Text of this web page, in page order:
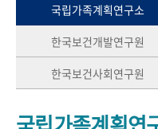
VR 역사관
국립가족계획연구소
한국보건개발연구원
한국보건사회연구원